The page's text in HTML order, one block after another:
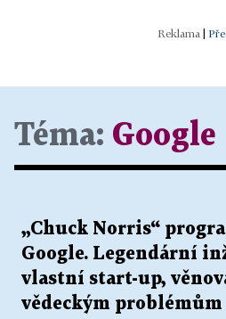
Téma: Google
„Chuck Norris“
Google. Legendární
vlastní start-up,
vědeckým problémům